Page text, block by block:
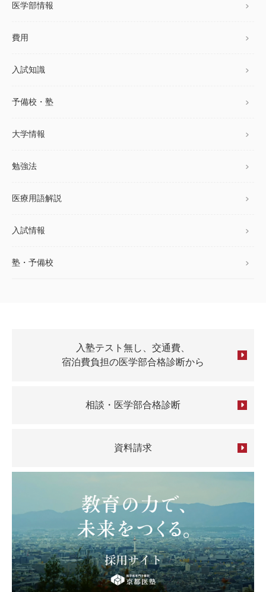
医学部情報
費用
入試知識
予備校・塾
大学情報
勉強法
医療用語解説
入試情報
塾・予備校
入塾テスト無し、交通費、
宿泊費負担の医学部合格診断から
相談・医学部合格診断
資料請求